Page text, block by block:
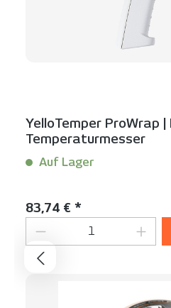
YelloTemper ProWrap
Temperaturmesser
Auf Lager
Regulärer Preis:
83,74 € *
Produkt Anzahl: